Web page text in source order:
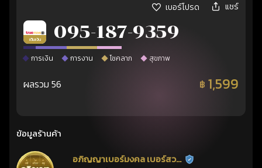
เบอร์โปรด แชร์
เติมเงิน 095-187-9359
การเงิน การงาน โชคลาภ สุขภาพ
ผลรวม 56 ฿ 1,599
ข้อมูลร้านค้า
อภิญญาเบอร์มงคล เบอร์สวย ร้านยืนยันแล้ว